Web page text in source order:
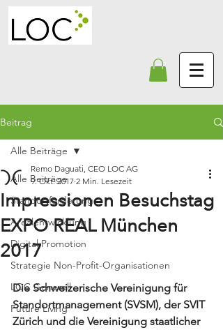
Beitrag
Alle Beiträge
Standortförderung
Arealentwicklung
Digital Promotion
Strategie Non-Profit-Organisationen
LOC Generell
Future Living
Alle Beiträge
Impressionen Besuchstag
EXPO REAL München
2017
Remo Daguati, CEO LOC AG
9. Okt. 2017 2 Min. Lesezeit
Die Schweizerische Vereinigung für
Standortmanagement (SVSM), der SVIT
Zürich und die Vereinigung staatlicher